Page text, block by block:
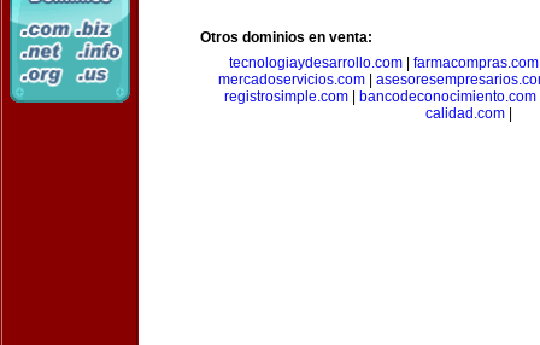
Otros dominios en venta:
tecnologiaydesarrollo.com
farmacompras.com
mercadoservicios.com|
registrosimple.com
bancodeconocimiento.com
calidad.com